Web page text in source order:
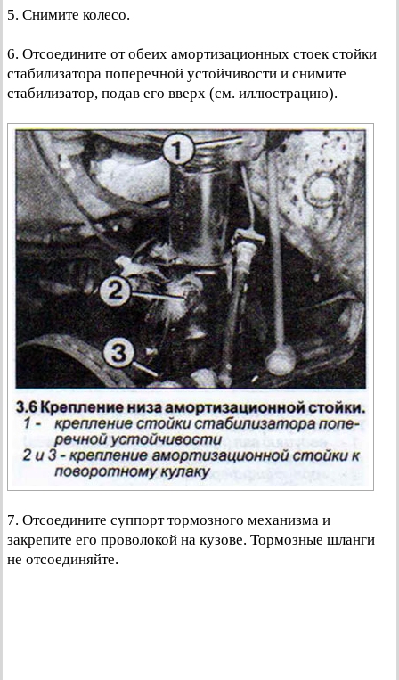
5. Снимите колесо.
6. Отсоедините от обеих амортизационных стоек стойки
стабилизатора поперечной устойчивости и снимите
стабилизатор, подав его вверх (см. иллюстрацию).
7. Отсоедините суппорт тормозного механизма и
закрепите его проволокой на кузове. Тормозные шланги
не отсоединяйте.